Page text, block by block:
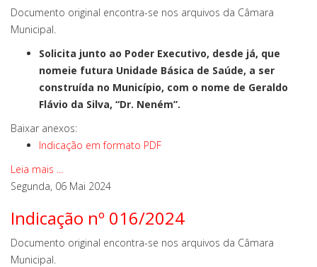
Documento original encontra-se nos arquivos da Câmara
Municipal.
Solicita junto ao Poder Executivo, desde já, que
nomeie futura Unidade Básica de Saúde, a ser
construída no Município, com o nome de Geraldo
Flávio da Silva, “Dr. Neném”.
Baixar anexos:
Indicação em formato PDF
Leia mais ...
Segunda, 06 Mai 2024
Indicação nº 016/2024
Documento original encontra-se nos arquivos da Câmara
Municipal.